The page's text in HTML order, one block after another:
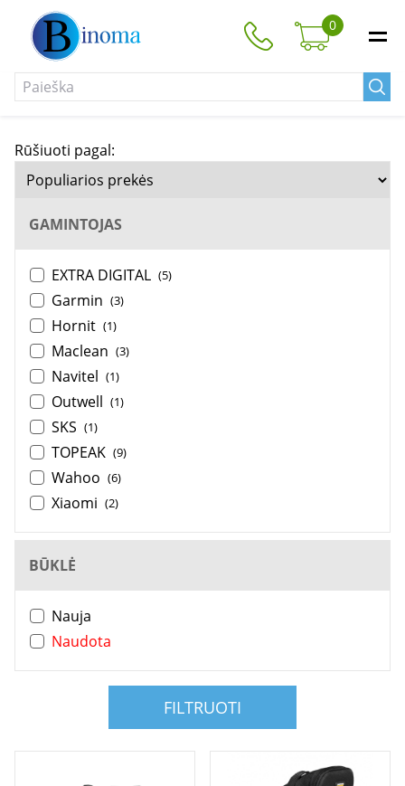
0
Rūšiuoti pagal:
GAMINTOJAS
EXTRA DIGITAL (5)
Garmin (3)
Hornit (1)
Maclean (3)
Navitel (1)
Outwell (1)
SKS (1)
TOPEAK (9)
Wahoo (6)
Xiaomi (2)
BŪKLĖ
Nauja
Naudota
FILTRUOTI